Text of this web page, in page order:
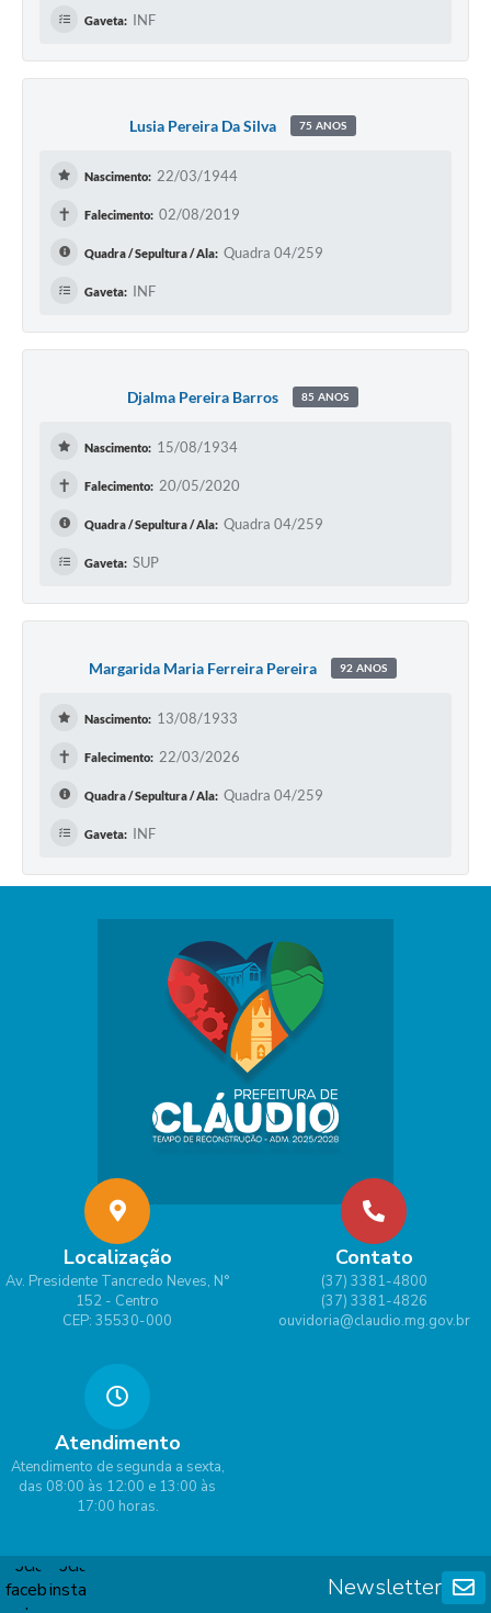
Gaveta: INF
Lusia Pereira Da Silva 75 ANOS
Nascimento: 22/03/1944
✝ Falecimento: 02/08/2019
Quadra / Sepultura / Ala: Quadra 04/259
Gaveta: INF
Djalma Pereira Barros 85 ANOS
Nascimento: 15/08/1934
✝ Falecimento: 20/05/2020
Quadra / Sepultura / Ala: Quadra 04/259
Gaveta: SUP
Margarida Maria Ferreira Pereira 92 ANOS
Nascimento: 13/08/1933
✝ Falecimento: 22/03/2026
Quadra / Sepultura / Ala: Quadra 04/259
Gaveta: INF
Localização
Av. Presidente Tancredo Neves, N°
152 - Centro
CEP: 35530-000
Contato
(37) 3381-4800
(37) 3381-4826
ouvidoria@claudio.mg.gov.br
Atendimento
Atendimento de segunda a sexta,
das 08:00 às 12:00 e 13:00 às
17:00 horas.
Newsletter